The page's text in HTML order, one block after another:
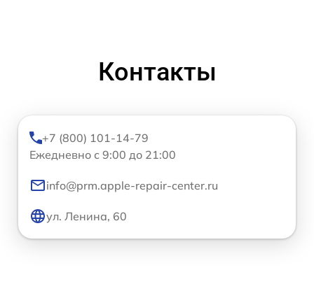
Контакты
+7 (800) 101-14-79
Ежедневно с 9:00 до 21:00
info@prm.apple-repair-center.ru
ул. Ленина, 60